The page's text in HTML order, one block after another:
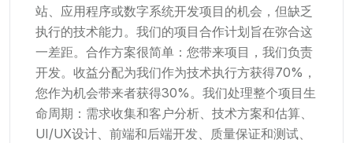
站、应用程序或数字系统开发项目的机会，但缺乏
执行的技术能力。我们的项目合作计划旨在弥合这
一差距。合作方案很简单：您带来项目，我们负责
开发。收益分配为我们作为技术执行方获得70%，
您作为机会带来者获得30%。我们处理整个项目生
命周期：需求收集和客户分析、技术方案和估算、
UI/UX设计、前端和后端开发、质量保证和测试、